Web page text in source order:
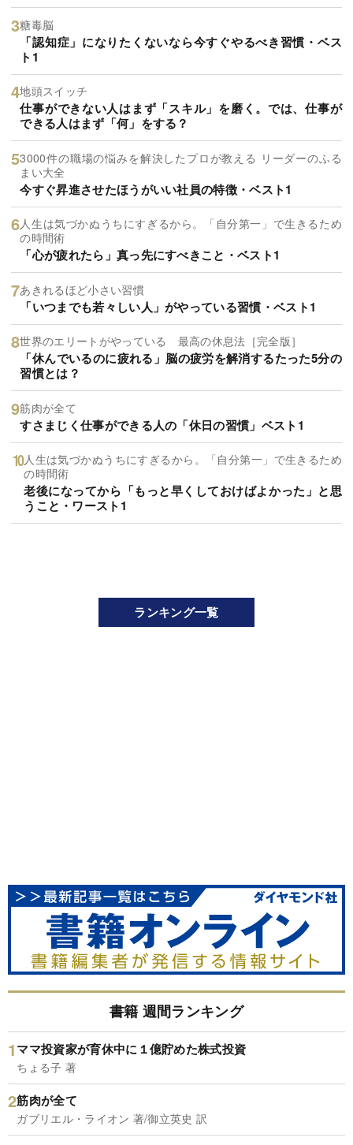
糖毒脳
「認知症」になりたくないなら今すぐやるべき習慣・ベス
ト1
地頭スイッチ
仕事ができない人はまず「スキル」を磨く。では、仕事が
できる人はまず「何」をする？
3000件の職場の悩みを解決したプロが教える リーダーのふる
まい大全
今すぐ昇進させたほうがいい社員の特徴・ベスト1
人生は気づかぬうちにすぎるから。「自分第一」で生きるため
の時間術
「心が疲れたら」真っ先にすべきこと・ベスト1
あきれるほど小さい習慣
「いつまでも若々しい人」がやっている習慣・ベスト1
世界のエリートがやっている 最高の休息法［完全版］
「休んでいるのに疲れる」脳の疲労を解消するたった5分の
習慣とは？
筋肉が全て
すさまじく仕事ができる人の「休日の習慣」ベスト1
人生は気づかぬうちにすぎるから。「自分第一」で生きるため
の時間術
老後になってから「もっと早くしておけばよかった」と思
うこと・ワースト1
ランキング一覧
書籍 週間ランキング
ママ投資家が育休中に１億貯めた株式投資
ちょる子 著
筋肉が全て
ガブリエル・ライオン 著/御立英史 訳